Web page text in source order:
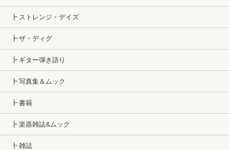
┣ ストレンジ・デイズ
┣ ザ・ディグ
┣ ギター弾き語り
┣ 写真集＆ムック
┣ 書籍
┣ 楽器雑誌&ムック
┣ 雑誌